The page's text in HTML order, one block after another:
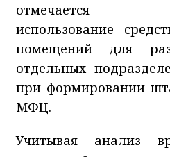
отмечается
использование
помещений для
отдельных
при формировании
МФЦ.
Учитывая анализ